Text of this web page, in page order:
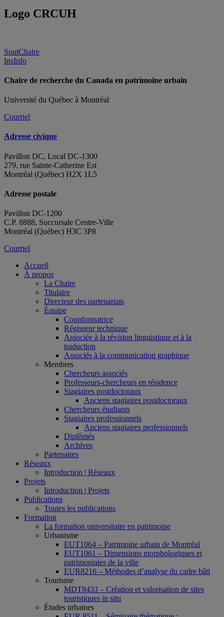
Logo CRCUH
SoutChaire
InsInfo
Chaire de recherche du Canada en patrimoine urbain
Université du Québec à Montréal
Courriel
Adresse civique
Pavillon DC, Local DC-1300
279, rue Sainte-Catherine Est
Montréal (Québec) H2X 1L5
Adresse postale
Pavillon DC-1200
C.P. 8888, Succursale Centre-Ville
Montréal (Québec) H3C 3P8
Courriel
Accueil
À propos
La Chaire
Titulaire
Directeur des partenariats
Équipe
Coordonnatrice
Régisseur technique
Associée à la révision linguistique et à la
traduction
Associés à la communication graphique
Membres
Chercheurs associés
Professeurs-chercheurs en résidence
Stagiaires postdoctoraux
Anciens stagiaires postdoctoraux
Chercheurs étudiants
Stagiaires professionnels
Anciens stagiaires professionnels
Diplômés
Archives
Partenaires
Réseaux
Introduction | Réseaux
Projets
Introduction | Projets
Publications
Toutes les publications
Formation
La formation universitaire en patrimoine
Urbanisme
EUT1064 – Patrimoine urbain de Montréal
EUT1061 – Dimensions morphologiques et
patrimoniales de la ville
EUR8216 – Méthodes d’analyse du cadre bâti
Tourisme
MDT8433 – Création et valorisation de sites
touristiques in situ
Études urbaines